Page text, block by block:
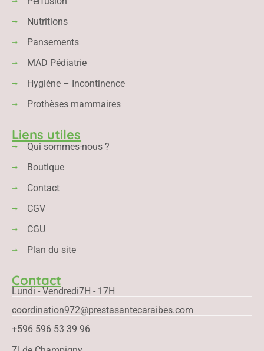
Nutritions
Pansements
MAD Pédiatrie
Hygiène – Incontinence
Prothèses mammaires
Liens utiles
Qui sommes-nous ?
Boutique
Contact
CGV
CGU
Plan du site
Contact
Lundi - Vendredi7H - 17H
coordination972@prestasantecaraibes.com
+596 596 53 39 96